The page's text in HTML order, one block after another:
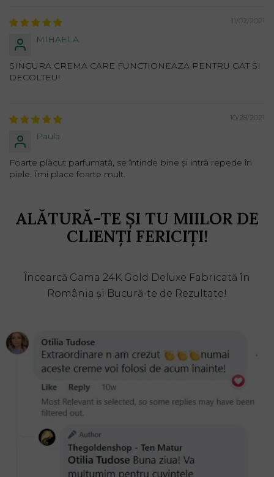
11/02/2021
MIHAELA
SINGURA CREMA CARE FUNCTIONEAZA PENTRU GAT SI
DECOLTEU!
10/28/2021
Paula
Foarte plăcut parfumată, se întinde bine și intră repede în
piele. Îmi place foarte mult.
ALĂTURĂ-TE ȘI TU MIILOR DE
CLIENȚI FERICIȚI!
Încearcă Gama 24K Gold Deluxe Fabricată în
România și Bucură-te de Rezultate!